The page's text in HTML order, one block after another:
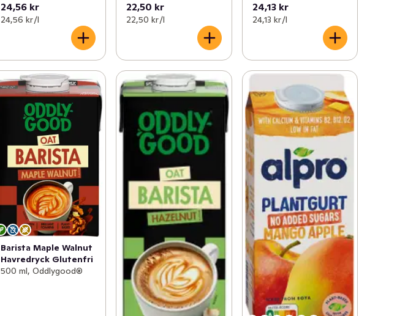
24,56 kr
24,56 kr /l
22,50 kr
22,50 kr /l
24,13 kr
24,13 kr /l
Barista Maple Walnut
Havredryck Glutenfri
500 ml, Oddlygood®